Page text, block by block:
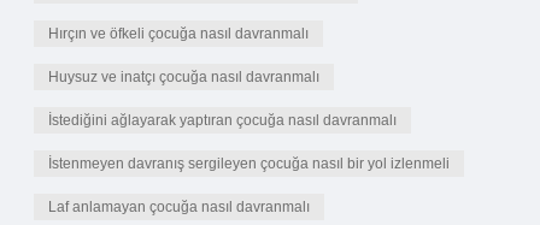
Hırçın ve öfkeli çocuğa nasıl davranmalı
Huysuz ve inatçı çocuğa nasıl davranmalı
İstediğini ağlayarak yaptıran çocuğa nasıl davranmalı
İstenmeyen davranış sergileyen çocuğa nasıl bir yol izlenmeli
Laf anlamayan çocuğa nasıl davranmalı